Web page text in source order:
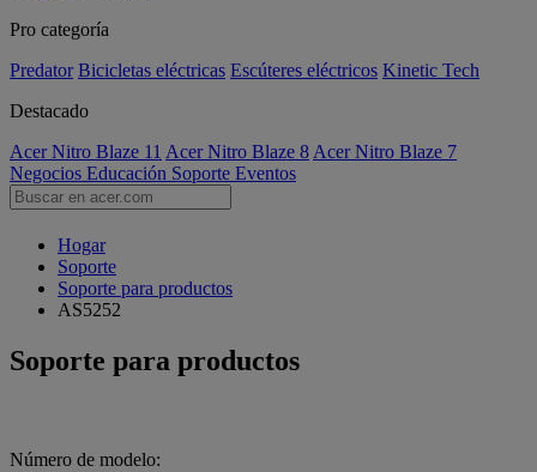
Pro categoría
Predator Bicicletas eléctricas Escúteres eléctricos Kinetic Tech
Destacado
Acer Nitro Blaze 11 Acer Nitro Blaze 8 Acer Nitro Blaze 7
Negocios Educación Soporte Eventos
Hogar
Soporte
Soporte para productos
AS5252
Soporte para productos
Número de modelo: